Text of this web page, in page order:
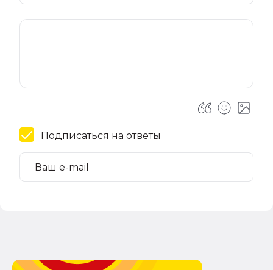
Подписаться на ответы